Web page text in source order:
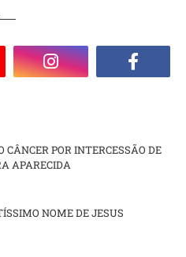
CÂNCER POR INTERCESSÃO DE
APARECIDA
NOME DE JESUS